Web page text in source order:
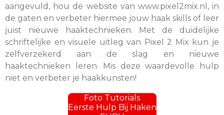
aangevuld, hou de website van www.pixel2mix.nl, in
de gaten en verbeter hiermee jouw haak skills of leer
juist nieuwe haaktechnieken. Met de duidelijke
schriftelijke en visuele uitleg van Pixel 2 Mix kun je
zelfverzekerd aan de slag en nieuwe
haaktechnieken leren. Mis deze waardevolle hulp
niet en verbeter je haakkunsten!
Foto Tutorials
Eerste Hulp Bij Haken